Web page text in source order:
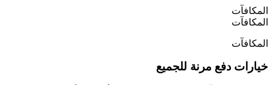
المكافآت
المكافآت
المكافآت
خيارات دفع مرنة للجميع